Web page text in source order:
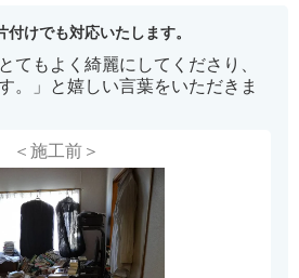
けでも対応いたします。
てもよく綺麗にしてくださり、
。」と嬉しい言葉をいただきま
＜施工前＞